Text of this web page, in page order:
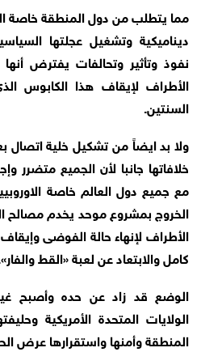
مما يتطلب من دول المنطقة خاصة
ديناميكية وتشغيل عجلتها
نفوذ وتأثير وتحالفات يفترض
الأطراف لإيقاف هذا الكابوس
السنتين.
ولا بد ايضاً من تشكيل خلية
خلافاتها جانبا لأن الجميع متضرر
مع جميع دول العالم خاصة
الخروج بمشروع موحد يخدم مصالح
الأطراف لإنهاء حالة الفوضى
كامل والابتعاد عن لعبة «القط
الوضع قد زاد عن حده وأصبح
الولايات المتحدة الأمريكية
المنطقة وأمنها واستقرارها عرض